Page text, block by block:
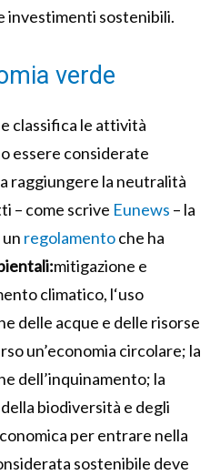
investimenti sostenibili.
verde
classifica le attività
essere considerate
raggiungere la neutralità
– come scrive Eunews – la
regolamentoche ha
mitigazione e
climatico, l‘uso
delle acque e delle risorse
un’economia circolare; la
dell’inquinamento; la
biodiversità e degli
per entrare nella
sostenibile deve